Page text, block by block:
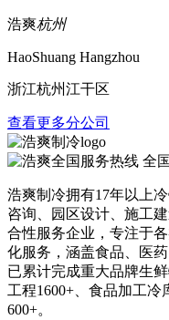
浩爽杭州
HaoShuang Hangzhou
浙江杭州江干区
查看更多分公司
全
浩爽制冷拥有17年以上
咨询、园区设计、施工
合性服务企业，专注于
化服务，涵盖食品、医
已累计完成重大品牌生
工程1600+、食品加工冷
600+。